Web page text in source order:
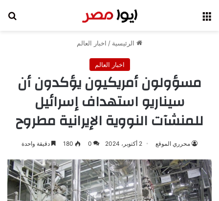
الرئيسية / اخبار العالم
اخبار العالم
مسؤولون أمريكيون يؤكدون أن
سيناريو استهداف إسرائيل
للمنشآت النووية الإيرانية مطروح
محرري الموقع 2 أكتوبر، 2024 0
180 دقيقة واحدة